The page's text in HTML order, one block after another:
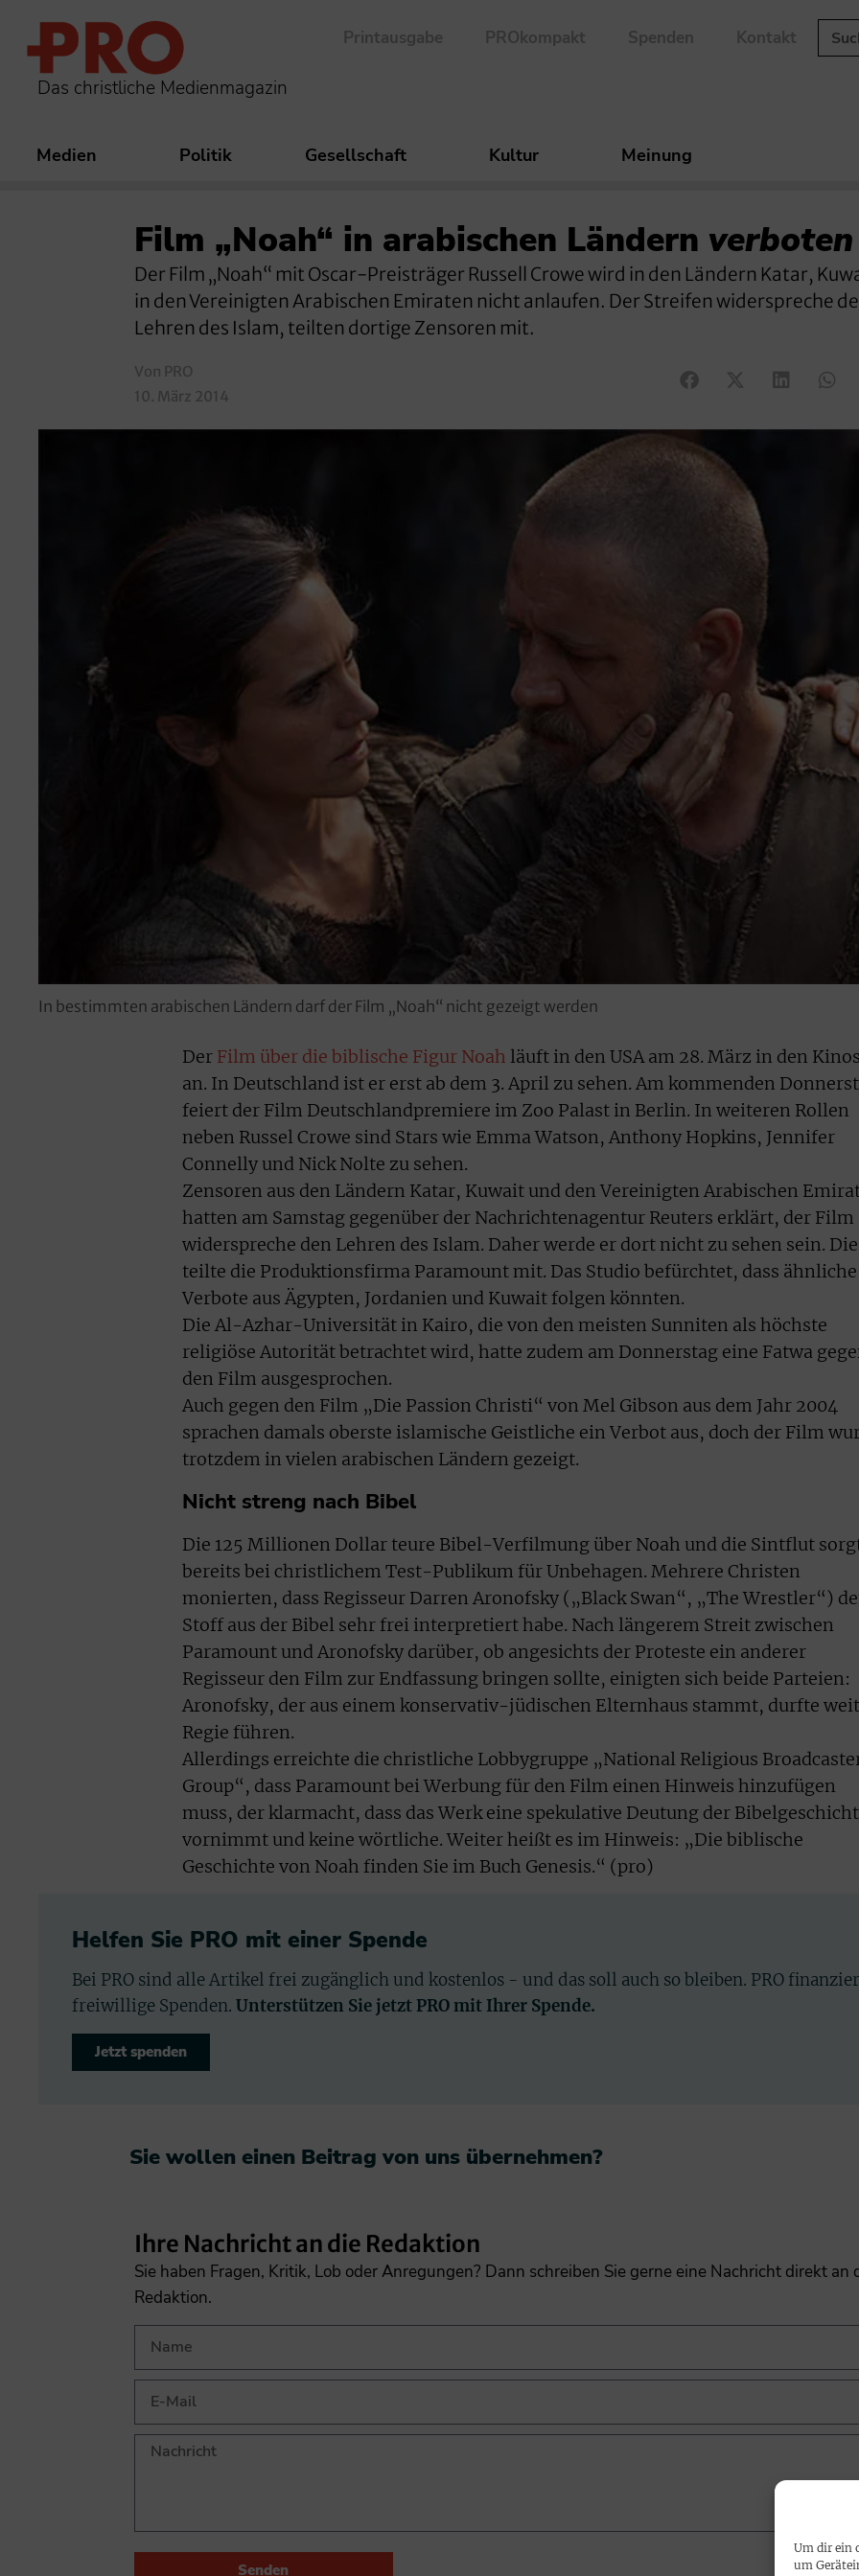
Um dir ein
um
Das christliche Medienmagazin
Printausgabe PROkompakt Spenden Kontakt
Medien Politik Gesellschaft Kultur Meinung
Film „Noah“ in arabischen Ländern verboten
Der Film „Noah“ mit Oscar-Preisträger Russell Crowe wird in den Ländern Katar,
in den Vereinigten Arabischen Emiraten nicht anlaufen. Der Streifen widerspreche
Lehren des Islam, teilten dortige Zensoren mit.
Von PRO
10. März 2014
In bestimmten arabischen Ländern darf der Film „Noah“ nicht gezeigt werden
Der Film über die biblische Figur Noah läuft in den USA am 28. März in den Kinos
an. In Deutschland ist er erst ab dem 3. April zu sehen. Am kommenden
feiert der Film Deutschlandpremiere im Zoo Palast in Berlin. In weiteren Rollen
neben Russel Crowe sind Stars wie Emma Watson, Anthony Hopkins, Jennifer
Connelly und Nick Nolte zu sehen.
Zensoren aus den Ländern Katar, Kuwait und den Vereinigten Arabischen
hatten am Samstag gegenüber der Nachrichtenagentur Reuters erklärt, der Film
widerspreche den Lehren des Islam. Daher werde er dort nicht zu sehen sein.
teilte die Produktionsfirma Paramount mit. Das Studio befürchtet, dass ähnliche
Verbote aus Ägypten, Jordanien und Kuwait folgen könnten.
Die Al-Azhar-Universität in Kairo, die von den meisten Sunniten als höchste
religiöse Autorität betrachtet wird, hatte zudem am Donnerstag eine Fatwa
den Film ausgesprochen.
Auch gegen den Film „Die Passion Christi“ von Mel Gibson aus dem Jahr 2004
sprachen damals oberste islamische Geistliche ein Verbot aus, doch der Film
trotzdem in vielen arabischen Ländern gezeigt.
Nicht streng nach Bibel
Die 125 Millionen Dollar teure Bibel-Verfilmung über Noah und die Sintflut
bereits bei christlichem Test-Publikum für Unbehagen. Mehrere Christen
monierten, dass Regisseur Darren Aronofsky („Black Swan“, „The Wrestler“)
Stoff aus der Bibel sehr frei interpretiert habe. Nach längerem Streit zwischen
Paramount und Aronofsky darüber, ob angesichts der Proteste ein anderer
Regisseur den Film zur Endfassung bringen sollte, einigten sich beide Parteien:
Aronofsky, der aus einem konservativ-jüdischen Elternhaus stammt, durfte
Regie führen.
Allerdings erreichte die christliche Lobbygruppe „National Religious
Group“, dass Paramount bei Werbung für den Film einen Hinweis hinzufügen
muss, der klarmacht, dass das Werk eine spekulative Deutung der
vornimmt und keine wörtliche. Weiter heißt es im Hinweis: „Die biblische
Geschichte von Noah finden Sie im Buch Genesis.“ (pro)
Helfen Sie PRO mit einer Spende
Bei PRO sind alle Artikel frei zugänglich und kostenlos - und das soll auch so bleiben. PRO
freiwillige Spenden. Unterstützen Sie jetzt PRO mit Ihrer Spende.
Jetzt spenden
Sie wollen einen Beitrag von uns übernehmen?​
Ihre Nachricht an die Redaktion
Sie haben Fragen, Kritik, Lob oder Anregungen? Dann schreiben Sie gerne eine Nachricht direkt an
Redaktion.
Senden